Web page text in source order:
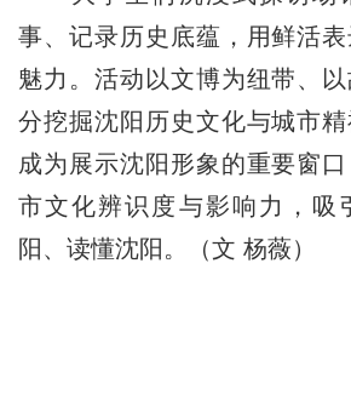
事、记录历史底蕴，用鲜活
魅力。活动以文博为纽带、
分挖掘沈阳历史文化与城市
成为展示沈阳形象的重要窗
市文化辨识度与影响力，吸
阳、读懂沈阳。（文 杨薇）